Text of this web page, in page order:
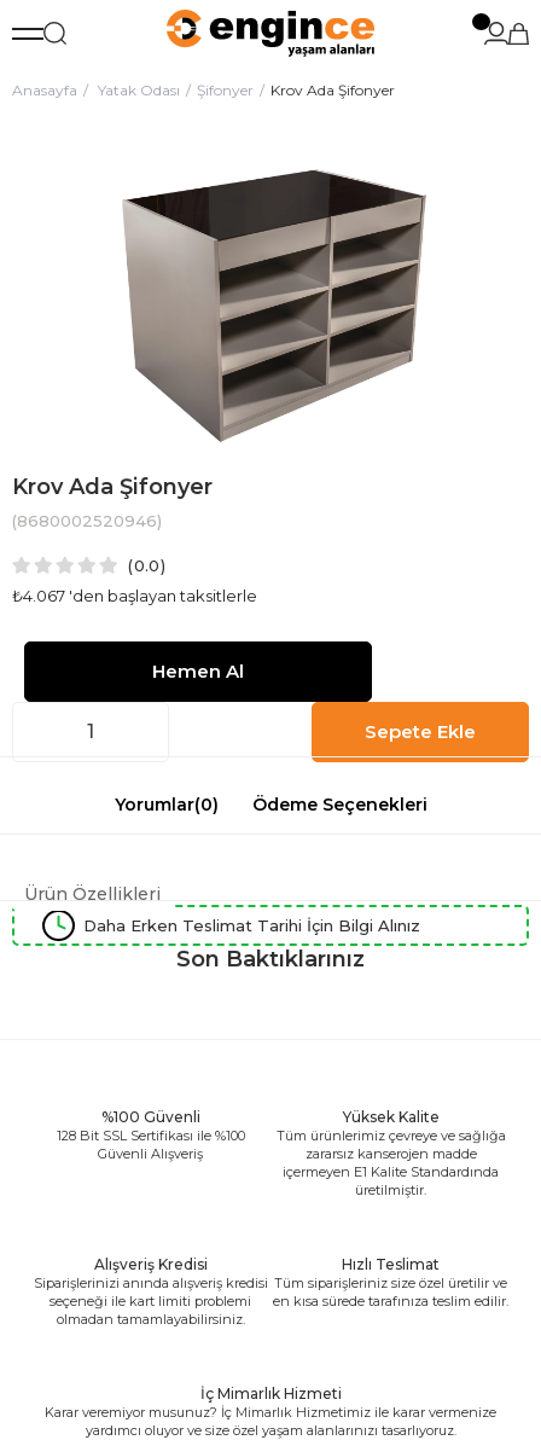
Anasayfa Yatak Odası Şifonyer Krov Ada Şifonyer
Krov Ada Şifonyer
(8680002520946)
0.0
₺4.067 'den başlayan taksitlerle
Yorumlar(0) Ödeme Seçenekleri
Ürün Özellikleri
Daha Erken Teslimat Tarihi İçin Bilgi Alınız
Son Baktıklarınız
%100 Güvenli
128 Bit SSL Sertifikası ile %100
Güvenli Alışveriş
Yüksek Kalite
Tüm ürünlerimiz çevreye ve sağlığa
zararsız kanserojen madde
içermeyen E1 Kalite Standardında
üretilmiştir.
Alışveriş Kredisi
Siparişlerinizi anında alışveriş kredisi
seçeneği ile kart limiti problemi
olmadan tamamlayabilirsiniz.
Hızlı Teslimat
Tüm siparişleriniz size özel üretilir ve
en kısa sürede tarafınıza teslim edilir.
İç Mimarlık Hizmeti
Karar veremiyor musunuz? İç Mimarlık Hizmetimiz ile karar vermenize
yardımcı oluyor ve size özel yaşam alanlarınızı tasarlıyoruz.